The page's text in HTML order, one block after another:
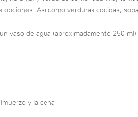
opciones. Así como verduras cocidas,
vaso de agua (aproximadamente 250 ml)
y la cena